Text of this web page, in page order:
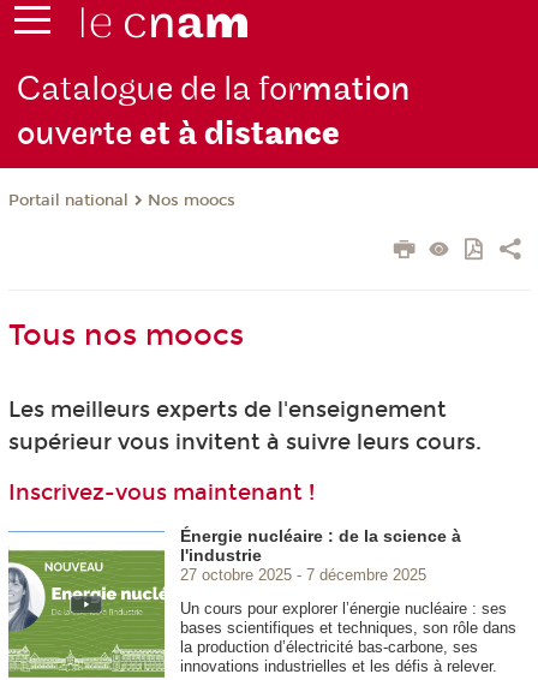
Catalogue de la formation
ouverteet à distance
Portail national Nos moocs
Tous nos moocs
Les meilleurs experts de l'enseignement
supérieur vous invitent à suivre leurs cours.
Inscrivez-vous maintenant !
Énergie nucléaire : de la science à
l'industrie
27 octobre 2025
7 décembre 2025
Un cours pour explorer l’énergie nucléaire : ses
bases scientifiques et techniques, son rôle dans
la production d’électricité bas-carbone, ses
innovations industrielles et les défis à relever.